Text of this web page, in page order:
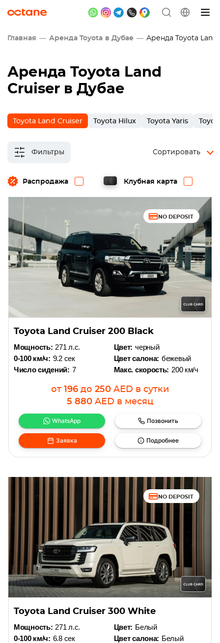
Главная Аренда Toyota в Дубае Аренда Toyota Land
Аренда Toyota Land
Cruiser в Дубае
Toyota Land Cruiser Toyota Hilux Toyota Yaris
Фильтры
Распродажа Клубная карта
Сортировать
NO DEPOSIT
Toyota Land Cruiser 200 Black
Мощность: 271 л.с.
0-100 км/ч: 9.2 сек
Число сидений: 7
Цвет: черный
Цвет салона: бежевый
Макс. скорость: 200 км/ч
от 196 до 250 AED в сутки
5 880 AED в месяц
WhatsApp Позвонить
Заявка Подробнее
NO DEPOSIT
Toyota Land Cruiser 300 White
Мощность: 271 л.с.
0-100 км/ч: 6.8 сек
Цвет: Белый
Цвет салона: Белый